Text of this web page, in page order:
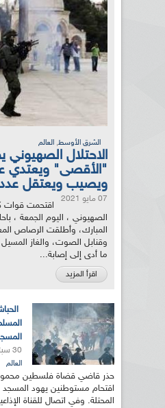
الشرق الأوسط, العالم
الاحتلال الصهيوني
"الأقصى" ويعتدي
ويصيب ويعتقل
07 مايو 2021
اقتحمت قوات
الصهيوني ، اليوم الجمعة ،
المبارك، وأطلقت الرصاص
وقنابل الصوت، والغاز
ما أدى إلى إصابة...
اقرأ المزيد
30 سبتمبر 2019
العالم
حذر قاضي قضاة فلسطين
اقتحام مستوطنين يهود
المحتلة. وفي اتصال للقناة